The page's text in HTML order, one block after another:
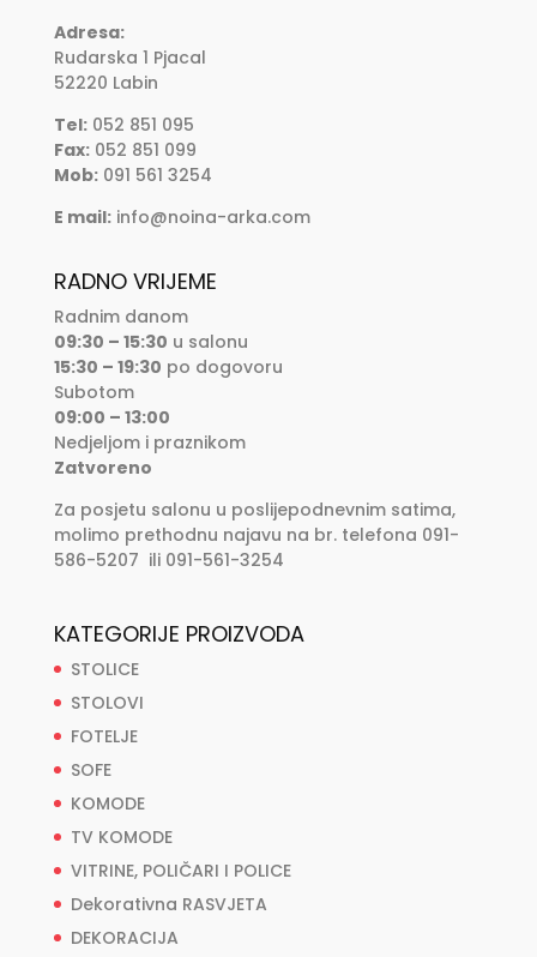
Adresa:
Rudarska 1 Pjacal
52220 Labin
Tel:052 851 095
Fax:052 851 099
Mob:091 561 3254
E mail: info@noina-arka.com
RADNO VRIJEME
Radnim danom
09:30 – 15:30 u salonu
15:30 – 19:30 po dogovoru
Subotom
09:00 – 13:00
Nedjeljom i praznikom
Zatvoreno
Za posjetu salonu u poslijepodnevnim satima,
molimo prethodnu najavu na br. telefona 091-
586-5207 ili 091-561-3254
KATEGORIJE PROIZVODA
STOLICE
STOLOVI
FOTELJE
SOFE
KOMODE
TV KOMODE
VITRINE, POLIČARI I POLICE
Dekorativna RASVJETA
DEKORACIJA